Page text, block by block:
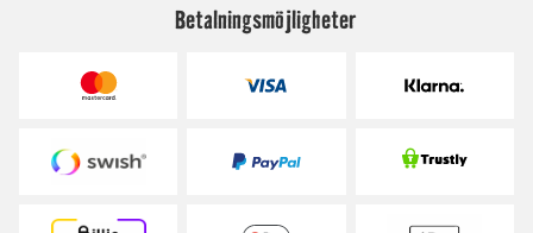
Betalningsmöjligheter